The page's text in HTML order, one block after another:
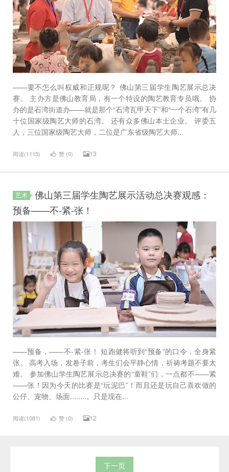
——要不怎么叫权威和正规呢？ 佛山第三届学生陶艺展示总决
赛。 主办方是佛山教育局，有一个特设的陶艺教育专员哦。 协
办的是石湾街道办——就是那个“石湾瓦甲天下”和“一个石湾”有几
十位国家级陶艺大师的石湾。 还有众多佛山本土企业。 评委五
人，三位国家级陶艺大师，二位是广东省级陶艺大师...
阅读(1115) 赞 (0) 13
艺术
佛山第三届学生陶艺展示活动总决赛观感：
预备——不-紧-张！
——预备，——不-紧-张！ 短跑健将听到“预备”的口令，全身紧
张。 高考入场，发卷子前，考生们会平静心情，祈祷考题不要太
难。 参加佛山学生陶艺展示总决赛的“童鞋”们，一点都不——紧
——张！因为今天的比赛是“玩泥巴”！而且还是玩自己喜欢做的
公仔、宠物、场面........。只是现在...
阅读(1081) 赞 (0) 12
下一页